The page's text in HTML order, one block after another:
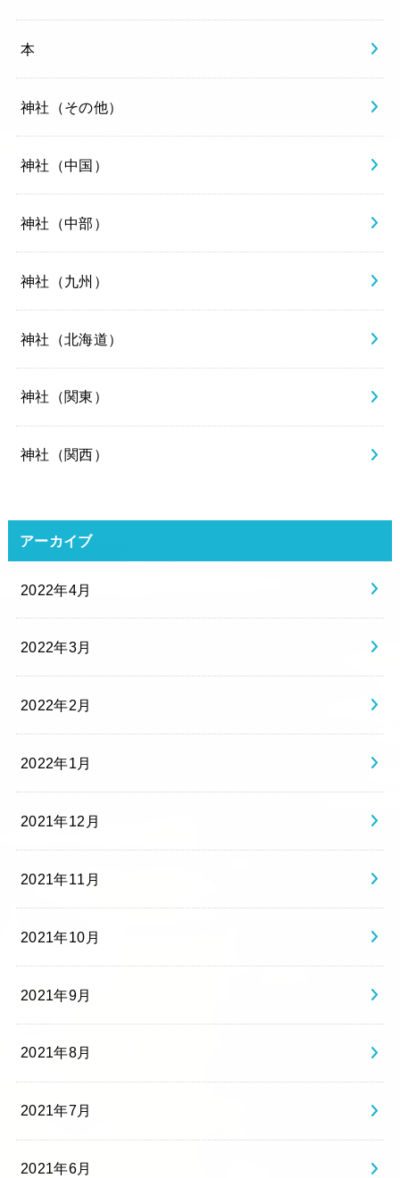
本
神社（その他）
神社（中国）
神社（中部）
神社（九州）
神社（北海道）
神社（関東）
神社（関西）
アーカイブ
2022年4月
2022年3月
2022年2月
2022年1月
2021年12月
2021年11月
2021年10月
2021年9月
2021年8月
2021年7月
2021年6月